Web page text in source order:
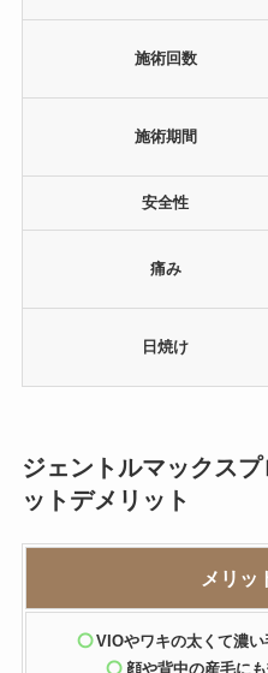
施術回数
施術期間
安全性
痛み
日焼け
ジェントルマックス
ットデメリット
メリッ
VIOやワキの太くて濃
顔や背中の産毛に